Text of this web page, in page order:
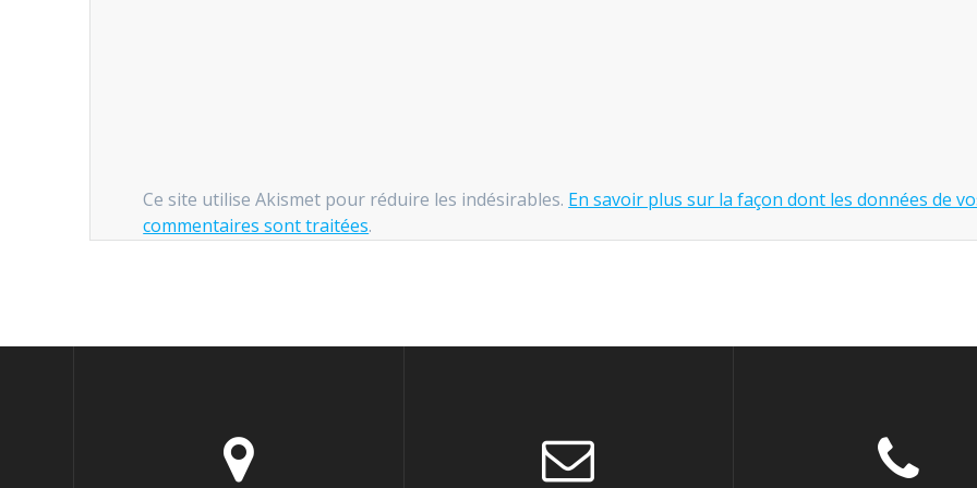
Ce site utilise Akismet pour réduire les indésirables. En savoir plus sur la façon dont les données de
commentaires sont traitées.